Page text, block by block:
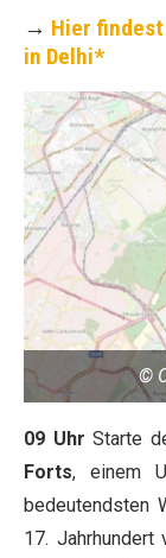
→ Hier
in Delhi*
©
09 UhrStarte
Forts, einem
bedeutendsten
17. Jahrhundert